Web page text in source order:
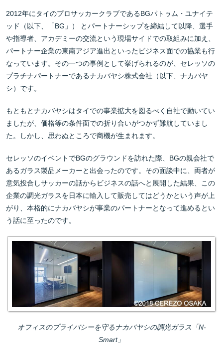
2012年にタイのプロサッカークラブであるBGパトゥム・ユナイテ
ッド（以下、「BG」） とパートナーシップを締結して以降、選手
や指導者、アカデミーの交流という現場サイドでの取組みに加え、
パートナー企業の東南アジア進出といったビジネス面での協業も行
なっています。その一つの事例として挙げられるのが、セレッソの
プラチナパートナーであるナカバヤシ株式会社（以下、ナカバヤ
シ）です。
もともとナカバヤシはタイでの事業拡大を図るべく自社で動いてい
ましたが、価格等の条件面での折り合いがつかず難航していまし
た。しかし、思わぬところで商機が生まれます。
セレッソのイベントでBGのグラウンドを訪れた際、BGの親会社で
あるガラス製品メーカーと出会ったのです。その面談中に、両者が
意気投合しサッカーの話からビジネスの話へと展開した結果、この
企業の調光ガラスを日本に輸入して販売してはどうかという声が上
がり、本格的にナカバヤシが事業のパートナーとなって進めるとい
う話に至ったのです。
オフィスのプライバシーを守るナカバヤシの調光ガラス「N-
Smart」